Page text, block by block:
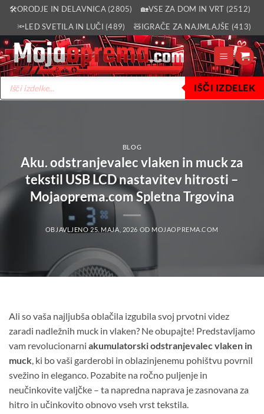
Skoči
vsebino
🛠️ORODJE IN DELAVNICA (2805)
🏡VSE ZA DOM IN VRT (2512)
🔦LED SVETILA IN LUČI (489)
🧸IGRAČE ZA NAJMLAJŠE (413)
Products
search
IŠČI IZDELEK
BLOG
Aku. odstranjevalec vlaken in muck za
tekstil USB LCD nastavitev hitrosti –
Mojaoprema.com Spletna Trgovina
OBJAVLJENO 25. MAJA, 2026 OD MOJAOPREMA.COM
Ali so vaša najljubša oblačila izgubila svoj prvotni videz
zaradi nadležnih muck in vlaken? Ne obupajte! Predstavljamo
vam revolucionarni akumulatorski odstranjevalec vlaken in
muck, ki bo vaši garderobi in oblazinjenemu pohištvu povrnil
svežino in eleganco. Pozabite na ročno puljenje in
neučinkovite valjčke – ta napredna naprava je zasnovana za
hitro in učinkovito obnovo vseh vrst tekstila.